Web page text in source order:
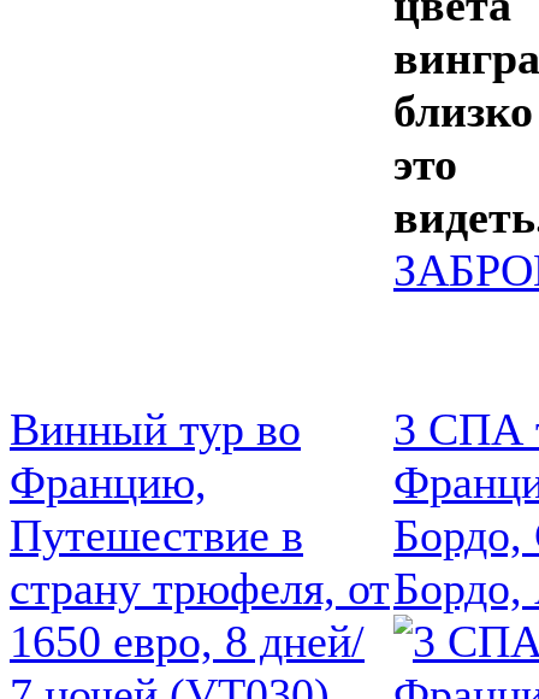
это
Винный тур во
Францию,
Путешествие в
страну трюфеля, от
1650 евро, 8 дней/
3 СПА
Бордо,